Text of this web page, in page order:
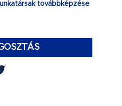
továbbképzése